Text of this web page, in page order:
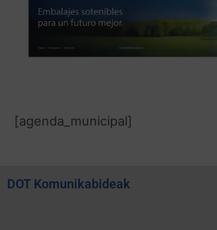
[agenda_municipal]
DOT Komunikabideak